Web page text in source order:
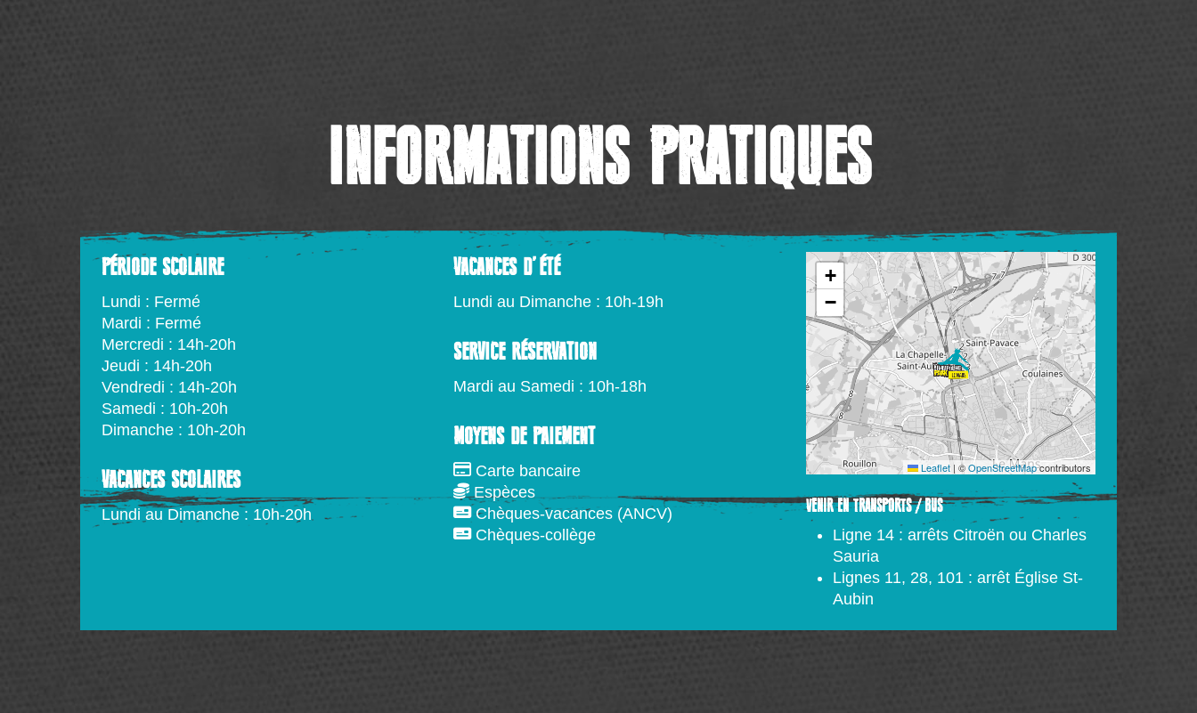
INFORMATIONS PRATIQUES
PÉRIODE SCOLAIRE
Lundi : Fermé
Mardi : Fermé
Mercredi : 14h-20h
Jeudi : 14h-20h
Vendredi : 14h-20h
Samedi : 10h-20h
Dimanche : 10h-20h
VACANCES SCOLAIRES
Lundi au Dimanche : 10h-20h
VACANCES D’ÉTÉ
Lundi au Dimanche : 10h-19h
SERVICE RÉSERVATION
Mardi au Samedi : 10h-18h
MOYENS DE PAIEMENT
Carte bancaire
Espèces
Chèques-vacances (ANCV)
Chèques-collège
+
−
Leaflet | ©OpenStreetMapcontributors
VENIR EN TRANSPORTS / BUS
Ligne 14 : arrêts Citroën ou Charles
Sauria
Lignes 11, 28, 101 : arrêt Église St-
Aubin